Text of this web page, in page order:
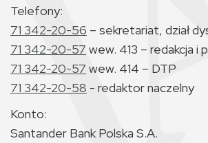
Telefony:
71 342-20-56 – sekretariat, dział
71 342-20-57 wew. 413 – redakcja i
71 342-20-57 wew. 414 – DTP
71 342-20-58 - redaktor naczelny
Konto:
Santander Bank Polska S.A.